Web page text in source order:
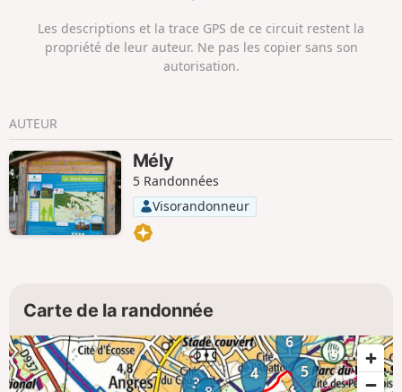
Les descriptions et la trace GPS de ce circuit restent la
propriété de leur auteur. Ne pas les copier sans son
autorisation.
AUTEUR
Mély
5 Randonnées
Visorandonneur
Carte de la randonnée
3 4 5
6